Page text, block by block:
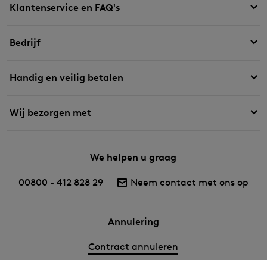
Klantenservice en FAQ's
Bedrijf
Handig en veilig betalen
Wij bezorgen met
We helpen u graag
00800 - 412 828 29 Neem contact met ons op
Annulering
Contract annuleren